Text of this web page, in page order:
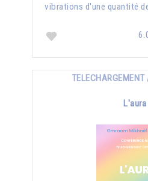
vibrations d'une quantité
L'aura